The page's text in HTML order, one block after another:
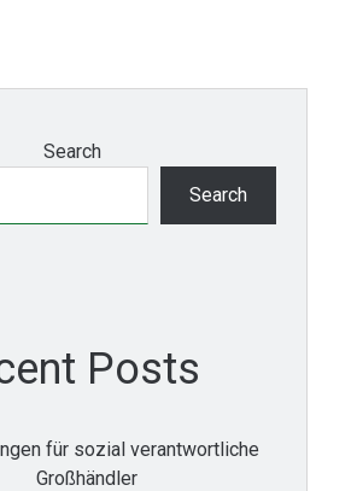
Search
Search
Posts
für sozial verantwortliche
Großhändler